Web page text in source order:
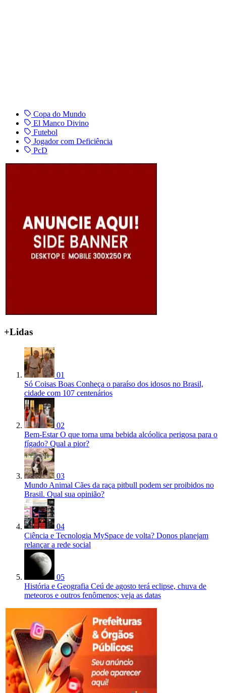
Copa do Mundo
El Manco Divino
Futebol
Jogador com Deficiência
PcD
+Lidas
01
Só Coisas Boas Conheça o paraíso dos idosos no Brasil,
cidade com 107 centenários
02
Bem-Estar O que torna uma bebida alcóolica perigosa para o
fígado? Qual a pior?
03
Mundo Animal Cães da raça pitbull podem ser proibidos no
Brasil. Qual sua opinião?
04
Ciência e Tecnologia MySpace de volta? Donos planejam
relançar a rede social
05
História e Geografia Ceú de agosto terá eclipse, chuva de
meteoros e outros fenômenos; veja as datas